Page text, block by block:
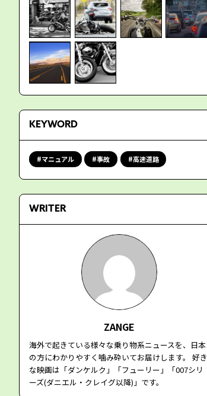
KEYWORD
マニュアル 事故 高速道路
WRITER
ZANGE
海外で起きている様々な乗り物系ニュースを、日本
の方にわかりやすく噛み砕いてお届けします。 好き
な映画は「ダンケルク」「フューリー」「007シリ
ーズ(ダニエル・クレイグ以降)」です。